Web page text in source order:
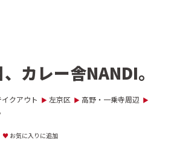
カレー舎NANDI。
クアウト 左京区
高野・一乗寺周辺
♥ お気に入りに追加